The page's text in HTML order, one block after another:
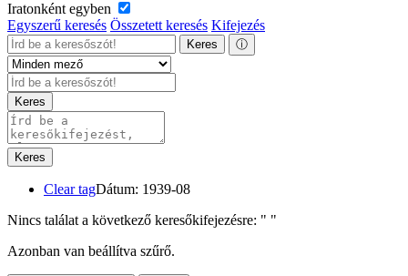
Iratonként egyben
Egyszerű keresés Összetett keresés Kifejezés
Keres ⓘ
Keres
Keres
Clear tagDátum: 1939-08
Nincs találat a következő keresőkifejezésre: " "
Azonban van beállítva szűrő.